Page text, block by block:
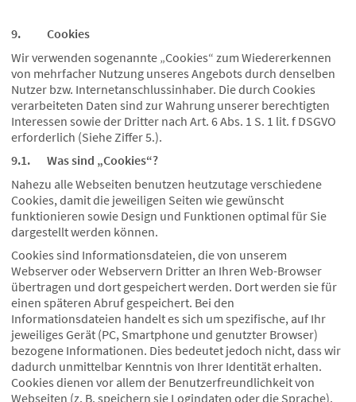
9. Cookies
Wir verwenden sogenannte „Cookies“ zum Wiedererkennen
von mehrfacher Nutzung unseres Angebots durch denselben
Nutzer bzw. Internetanschlussinhaber. Die durch Cookies
verarbeiteten Daten sind zur Wahrung unserer berechtigten
Interessen sowie der Dritter nach Art. 6 Abs. 1 S. 1 lit. f DSGVO
erforderlich (Siehe Ziffer 5.).
9.1. Was sind „Cookies“?
Nahezu alle Webseiten benutzen heutzutage verschiedene
Cookies, damit die jeweiligen Seiten wie gewünscht
funktionieren sowie Design und Funktionen optimal für Sie
dargestellt werden können.
Cookies sind Informationsdateien, die von unserem
Webserver oder Webservern Dritter an Ihren Web-Browser
übertragen und dort gespeichert werden. Dort werden sie für
einen späteren Abruf gespeichert. Bei den
Informationsdateien handelt es sich um spezifische, auf Ihr
jeweiliges Gerät (PC, Smartphone und genutzter Browser)
bezogene Informationen. Dies bedeutet jedoch nicht, dass wir
dadurch unmittelbar Kenntnis von Ihrer Identität erhalten.
Cookies dienen vor allem der Benutzerfreundlichkeit von
Webseiten (z. B. speichern sie Logindaten oder die Sprache).